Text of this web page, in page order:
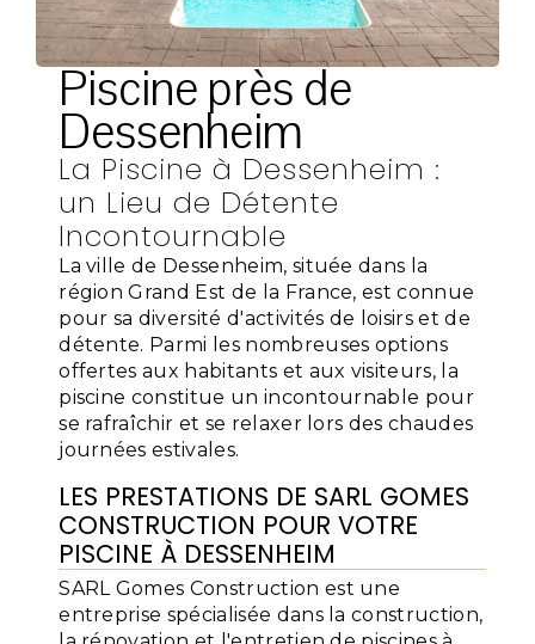
Piscine près de
Dessenheim
La Piscine à Dessenheim :
un Lieu de Détente
Incontournable
La ville de Dessenheim, située dans la
région Grand Est de la France, est connue
pour sa diversité d'activités de loisirs et de
détente. Parmi les nombreuses options
offertes aux habitants et aux visiteurs, la
piscine constitue un incontournable pour
se rafraîchir et se relaxer lors des chaudes
journées estivales.
LES PRESTATIONS DE SARL GOMES
CONSTRUCTION POUR VOTRE
PISCINE À DESSENHEIM
SARL Gomes Construction est une
entreprise spécialisée dans la construction,